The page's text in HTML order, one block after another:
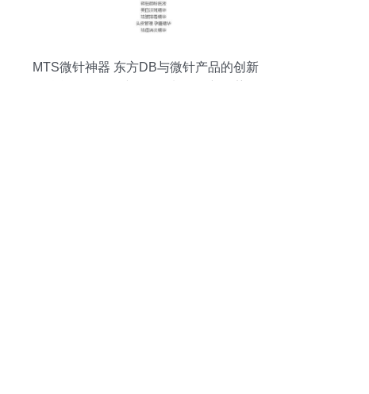
MTS微针神器 东方DB与微针产品的创新